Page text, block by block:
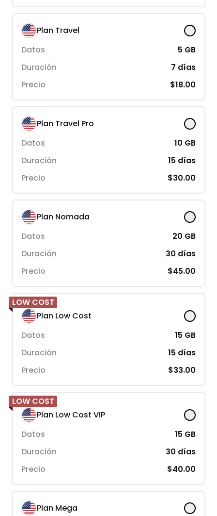
Plan Travel
Datos
5 GB
Duración
7 días
Precio
$18.00
Plan Travel Pro
Datos
10 GB
Duración
15 días
Precio
$30.00
Plan Nomada
Datos
20 GB
Duración
30 días
Precio
$45.00
LOW COST
Plan Low Cost
Datos
15 GB
Duración
15 días
Precio
$33.00
LOW COST
Plan Low Cost VIP
Datos
15 GB
Duración
30 días
Precio
$40.00
Plan Mega